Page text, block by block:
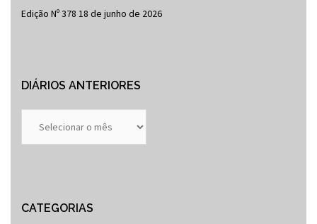
Edição Nº 378 18 de junho de 2026
DIÁRIOS ANTERIORES
Anteriores
CATEGORIAS